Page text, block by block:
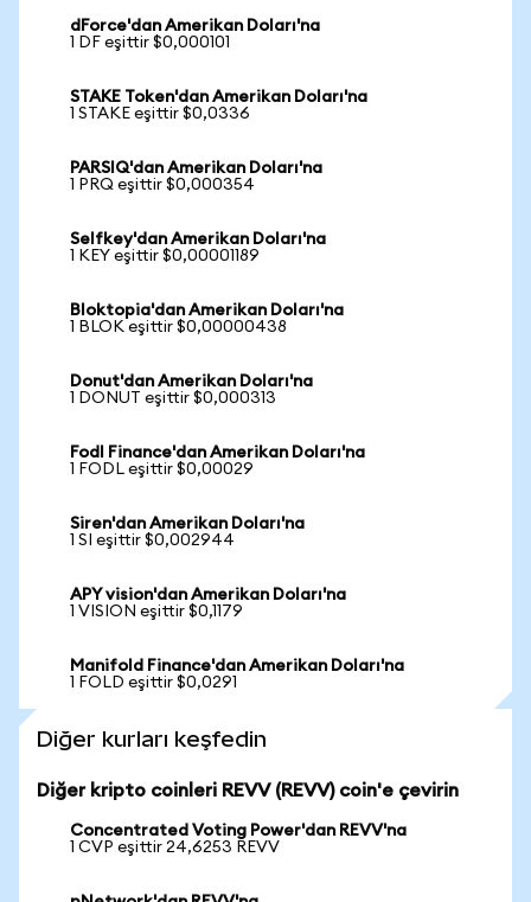
dForce'dan Amerikan Doları'na
1 DF eşittir $0,000101
STAKE Token'dan Amerikan Doları'na
1 STAKE eşittir $0,0336
PARSIQ'dan Amerikan Doları'na
1 PRQ eşittir $0,000354
Selfkey'dan Amerikan Doları'na
1 KEY eşittir $0,00001189
Bloktopia'dan Amerikan Doları'na
1 BLOK eşittir $0,00000438
Donut'dan Amerikan Doları'na
1 DONUT eşittir $0,000313
Fodl Finance'dan Amerikan Doları'na
1 FODL eşittir $0,00029
Siren'dan Amerikan Doları'na
1 SI eşittir $0,002944
APY vision'dan Amerikan Doları'na
1 VISION eşittir $0,1179
Manifold Finance'dan Amerikan Doları'na
1 FOLD eşittir $0,0291
Diğer kurları keşfedin
Diğer kripto coinleri REVV (REVV) coin'e çevirin
Concentrated Voting Power'dan REVV'na
1 CVP eşittir 24,6253 REVV